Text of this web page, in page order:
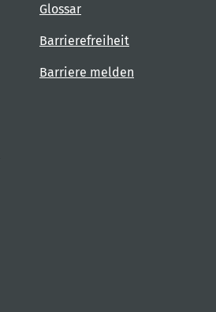
Glossar
Barrierefreiheit
Barriere melden